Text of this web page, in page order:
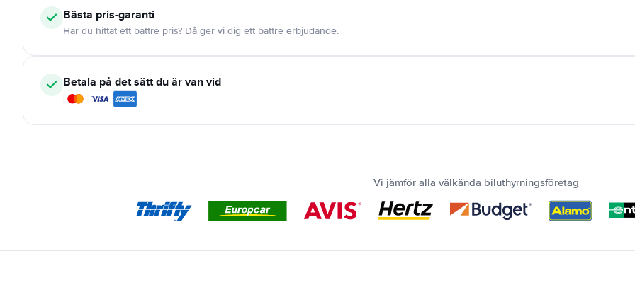
Bästa pris-garanti
Har du hittat ett bättre pris? Då ger vi dig ett bättre erbjudande.
Betala på det sätt du är van vid
Vi jämför alla välkända biluthyrningsföretag